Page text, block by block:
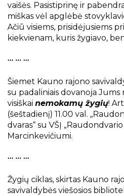
vaišės. Pasistiprinę ir
miškas vėl apglėbė
Ačiū visiems, prisidėjusiems
kiekvienam, kuris žygiavo,
••• ••• •••
Šiemet Kauno rajono
su padaliniais dovanoja Jums
visiškai nemokamų žygių!
(šeštadienį) 11.00 val.
dvaras“ su VŠĮ
Marcinkevičiumi.
••• ••• •••
Žygių ciklas, skirtas Kauno
savivaldybės viešosios